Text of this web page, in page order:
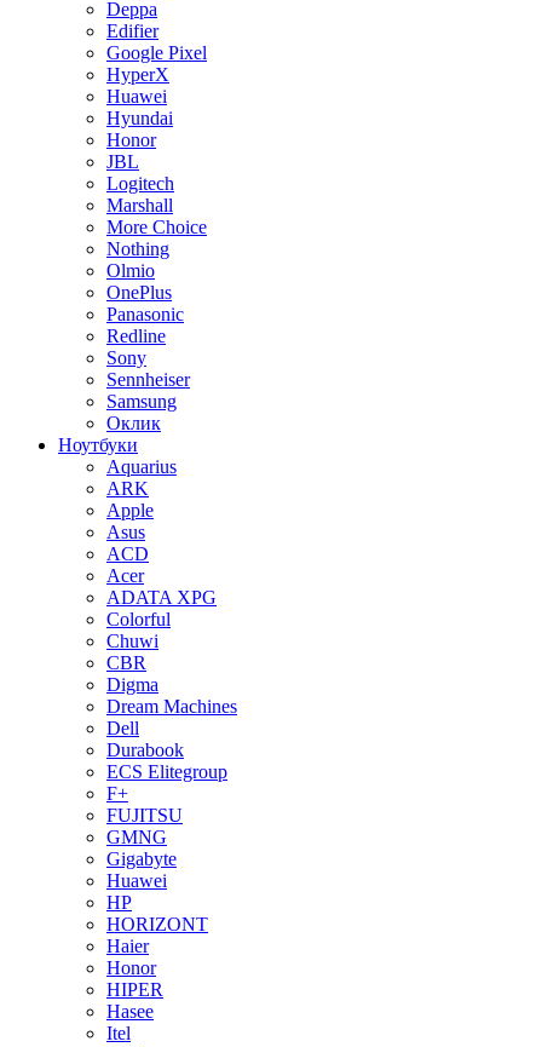
Deppa
Edifier
Google Pixel
HyperX
Huawei
Hyundai
Honor
JBL
Logitech
Marshall
More Choice
Nothing
Olmio
OnePlus
Panasonic
Redline
Sony
Sennheiser
Samsung
Оклик
Ноутбуки
Aquarius
ARK
Apple
Asus
ACD
Acer
ADATA XPG
Colorful
Chuwi
CBR
Digma
Dream Machines
Dell
Durabook
ECS Elitegroup
F+
FUJITSU
GMNG
Gigabyte
Huawei
HP
HORIZONT
Haier
Honor
HIPER
Hasee
Itel